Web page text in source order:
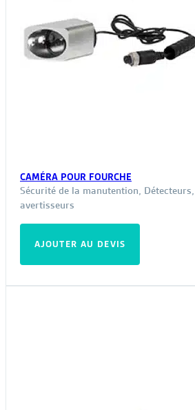
CAMÉRA POUR FOURCHE
Sécurité de la manutention,
avertisseurs
AJOUTER AU DEVIS